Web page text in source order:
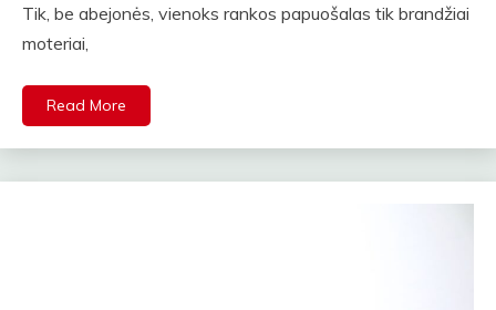
Tik, be abejonės, vienoks rankos papuošalas tik brandžiai
moteriai,
Read More